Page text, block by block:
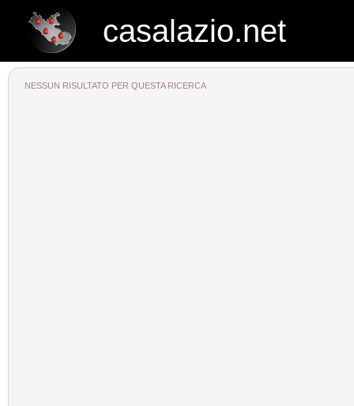
casalazio.net
NESSUN RISULTATO PER QUESTA RICERCA
casalazio.net